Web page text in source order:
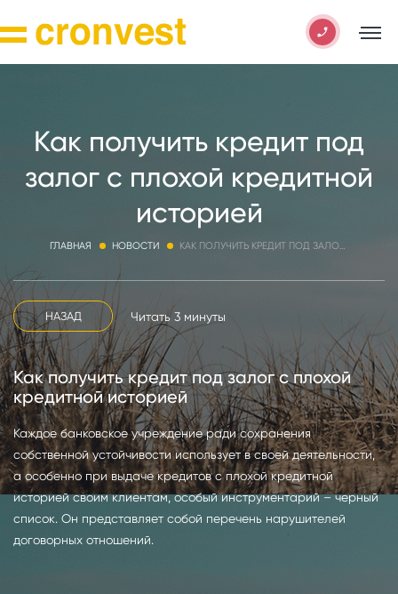
Как получить кредит под
залог с плохой кредитной
историей
ГЛАВНАЯ НОВОСТИ КАК ПОЛУЧИТЬ КРЕДИТ ПОД ЗАЛОГ С ПЛОХОЙ КРЕДИТНОЙ ИСТОРИЕЙ
НАЗАД Читать 3 минуты
Как получить кредит под залог с плохой
кредитной историей
Каждое банковское учреждение ради сохранения
собственной устойчивости использует в своей деятельности,
а особенно при выдаче кредитов с плохой кредитной
историей своим клиентам, особый инструментарий – черный
список. Он представляет собой перечень нарушителей
договорных отношений.